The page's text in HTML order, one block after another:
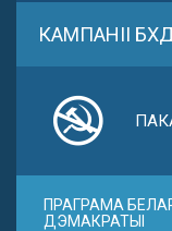
КАМПАНІІ
ПРАГРАМА
ДЭМАКРАТЫІ